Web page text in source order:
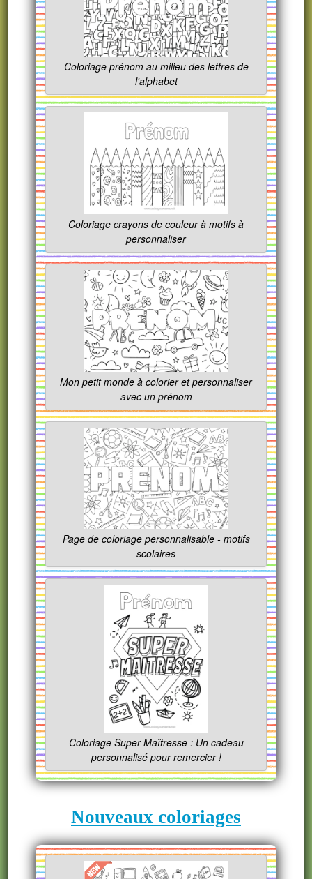
Coloriage prénom au milieu des lettres de
l'alphabet
Coloriage crayons de couleur à motifs à
personnaliser
Mon petit monde à colorier et personnaliser
avec un prénom
Page de coloriage personnalisable - motifs
scolaires
Coloriage Super Maîtresse : Un cadeau
personnalisé pour remercier !
Nouveaux coloriages